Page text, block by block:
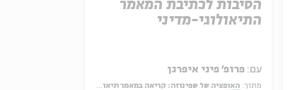
הסיבות לכתיבת המאמר
התיאולוגי-מדיני
עם: פרופ' פיני איפרגן
מתוך: האופציה של שפינוזה: קריאה במאמר תיאולוגי־מדיני